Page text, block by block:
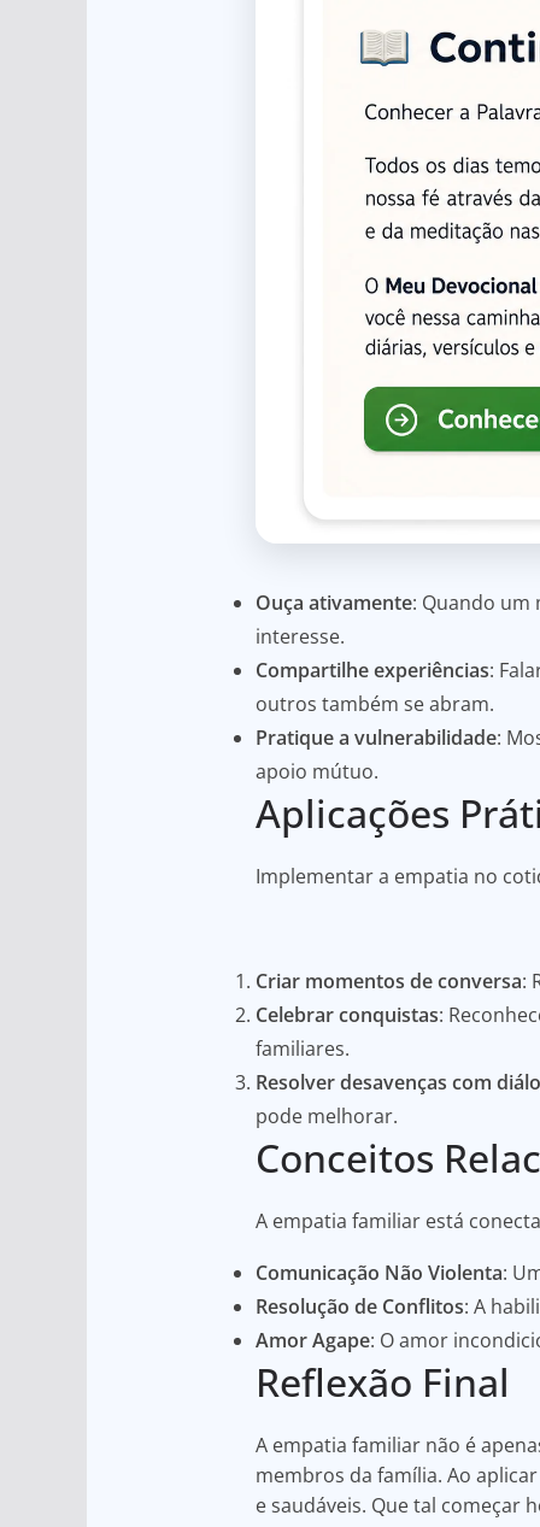
Ouça ativamente: Quando um
interesse.
Compartilhe experiências:
outros também se abram.
Pratique a vulnerabilidade:
apoio mútuo.
Aplicações
Implementar a empatia no
Criar momentos de conversa:
Celebrar conquistas:
familiares.
Resolver desavenças com
pode melhorar.
Conceitos
A empatia familiar está
Comunicação Não Violenta:
Resolução de Conflitos: A
Amor Agape: O amor
Reflexão Final
A empatia familiar não é
membros da família. Ao
e saudáveis. Que tal começar